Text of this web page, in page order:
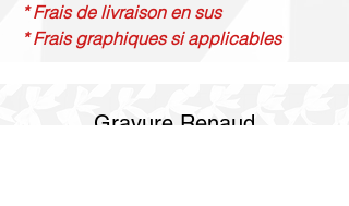
* Frais de livraison en sus
* Frais graphiques si applicables
Gravure Renaud